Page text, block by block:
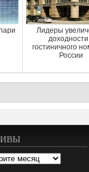
Лидеры
гостиничного
России